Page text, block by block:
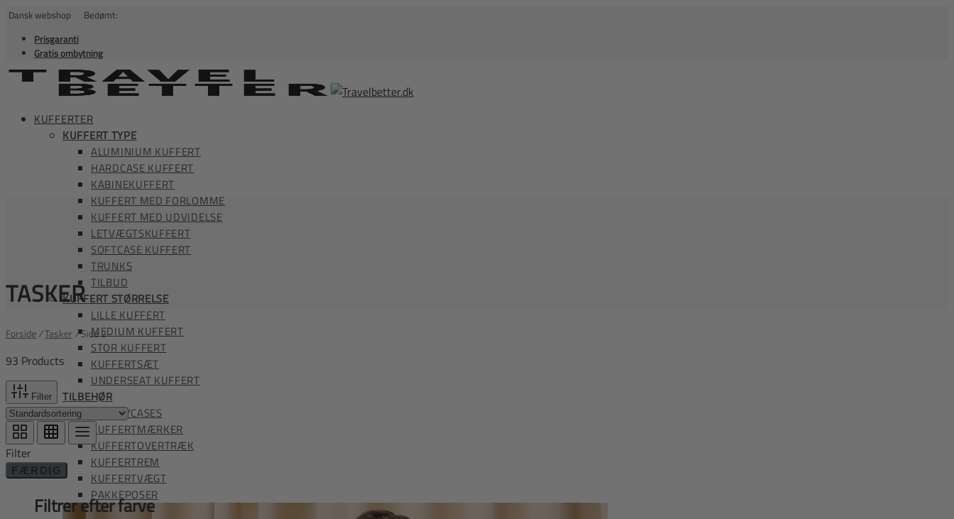
Dansk webshop Bedømt:
Prisgaranti
Gratis ombytning
KUFFERTER
KUFFERT TYPE
ALUMINIUM KUFFERT
HARDCASE KUFFERT
KABINEKUFFERT
KUFFERT MED FORLOMME
KUFFERT MED UDVIDELSE
LETVÆGTSKUFFERT
SOFTCASE KUFFERT
TRUNKS
TILBUD
KUFFERT STØRRELSE
LILLE KUFFERT
MEDIUM KUFFERT
STOR KUFFERT
KUFFERTSÆT
UNDERSEAT KUFFERT
TILBEHØR
BEAUTYCASES
KUFFERTMÆRKER
KUFFERTOVERTRÆK
KUFFERTREM
KUFFERTVÆGT
PAKKEPOSER
TASKER
Forside/Tasker/Side 2
93 Products
Filter
Filter
FÆRDIG
Filtrer efter farve